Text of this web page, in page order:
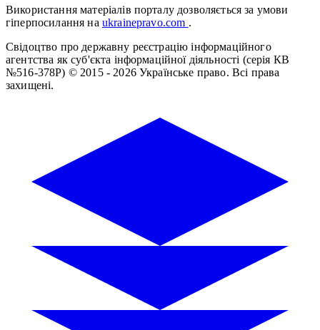
Використання матеріалів порталу дозволяється за умови
гіперпосилання на ukrainepravo.com .
Свідоцтво про державну реєстрацію інформаційного
агентства як суб'єкта інформаційної діяльності (серія КВ
№516-378Р) © 2015 - 2026 Українське право. Всі права
захищені.